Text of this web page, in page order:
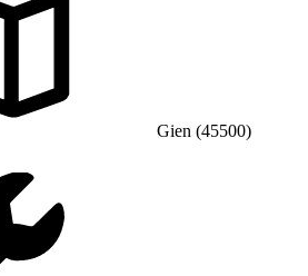
Gien (45500)